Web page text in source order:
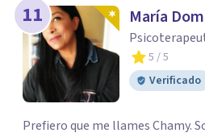
11 María
5 / 5
Verificado
Prefiero que me llames Chamy.